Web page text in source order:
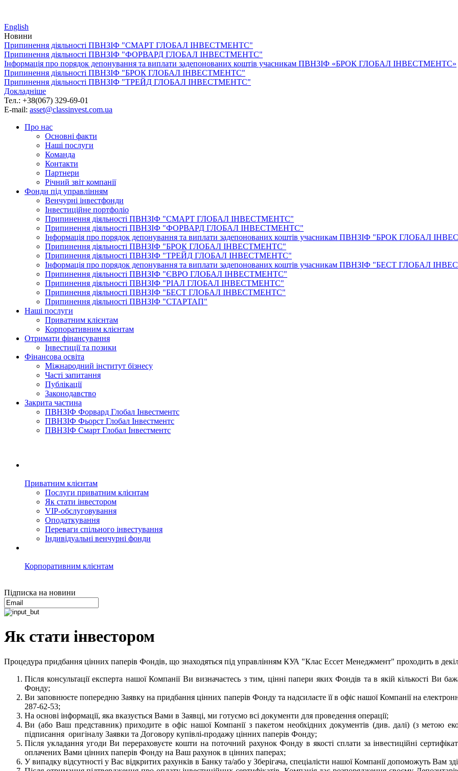
English
Новини
Припинення діяльності ПВНЗІФ "СМАРТ ГЛОБАЛ ІНВЕСТМЕНТС"
Припинення діяльності ПВНЗІФ "ФОРВАРД ГЛОБАЛ ІНВЕСТМЕНТС"
Інформація про порядок депонування та виплати задепонованих коштів учасникам ПВНЗІФ «БРОК ГЛОБАЛ ІНВЕСТМЕНТС»
Припинення діяльності ПВНЗІФ "БРОК ГЛОБАЛ ІНВЕСТМЕНТС"
Припинення діяльності ПВНЗІФ "ТРЕЙД ГЛОБАЛ ІНВЕСТМЕНТС"
Докладніше
Тел.: +38(067) 329-69-01
E-mail: asset@classinvest.com.ua
Про нас
Основні факти
Наші послуги
Команда
Контакти
Партнери
Річний звіт компанії
Фонди під управлінням
Венчурні інвестфонди
Інвестиційне портфоліо
Припинення діяльності ПВНЗІФ "СМАРТ ГЛОБАЛ ІНВЕСТМЕНТС"
Припинення діяльності ПВНЗІФ "ФОРВАРД ГЛОБАЛ ІНВЕСТМЕНТС"
Інформація про порядок депонування та виплати задепонованих коштів учасникам ПВНЗІФ "БРОК ГЛОБАЛ
Припинення діяльності ПВНЗІФ "БРОК ГЛОБАЛ ІНВЕСТМЕНТС"
Припинення діяльності ПВНЗІФ "ТРЕЙД ГЛОБАЛ ІНВЕСТМЕНТС"
Інформація про порядок депонування та виплати задепонованих коштів учасникам ПВНЗІФ "БЕСТ ГЛОБАЛ
Припинення діяльності ПВНЗІФ "ЄВРО ГЛОБАЛ ІНВЕСТМЕНТС"
Припинення діяльності ПВНЗІФ "РІАЛ ГЛОБАЛ ІНВЕСТМЕНТС"
Припинення діяльності ПВНЗІФ "БЕСТ ГЛОБАЛ ІНВЕСТМЕНТС"
Припинення діяльності ПВНЗІФ "СТАРТАП"
Наші послуги
Приватним клієнтам
Корпоративним клієнтам
Отримати фінансування
Інвестиції та позики
Фінансова освіта
Міжнародний інститут бізнесу
Часті запитання
Публікації
Законодавство
Закрита частина
ПВНЗІФ Форвард Глобал Інвестментс
ПВНЗІФ Фьорст Глобал Інвестментс
ПВНЗІФ Смарт Глобал Інвестментс
Приватним клієнтам
Послуги приватним клієнтам
Як стати інвестором
VIP-обслуговування
Оподаткування
Переваги спільного інвестування
Індивідуальні венчурні фонди
Корпоративним клієнтам
Підписка на новини
Як стати інвестором
Процедура придбання цінних паперів Фондів, що знаходяться під управлінням КУА "Клас Ессет Менеджмент" проходить в
Після консультації експерта нашої Компанії Ви визначаєтесь з тим, цінні папери яких Фондів та в якій кількості Ви
Фонду;
Ви заповнюєте попередню Заявку на придбання цінних паперів Фонду та надсилаєте її в офіс нашої Компанії на
287-62-53;
На основі інформації, яка вказується Вами в Заявці, ми готуємо всі документи для проведення операції;
Ви (або Ваш представник) приходите в офіс нашої Компанії з пакетом необхідних документів (див. далі) (з метою
підписання оригіналу Заявки та Договору купівлі-продажу цінних паперів Фонду;
Після укладання угоди Ви перераховуєте кошти на поточний рахунок Фонду в якості сплати за інвестиційні
оплачених Вами цінних паперів Фонду на Ваш рахунок в цінних паперах;
У випадку відсутності у Вас відкритих рахунків в Банку та/або у Зберігача, спеціалісти нашої Компанії допоможуть Вам